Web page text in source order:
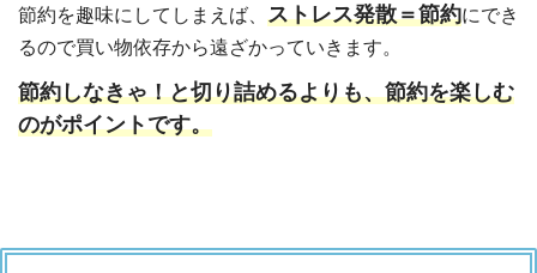
節約を趣味にしてしまえば、 ストレス発散＝節約にでき
るので買い物依存から遠ざかっていきます。
節約しなきゃ！と切り詰めるよりも、節約を楽しむ
のがポイントです。